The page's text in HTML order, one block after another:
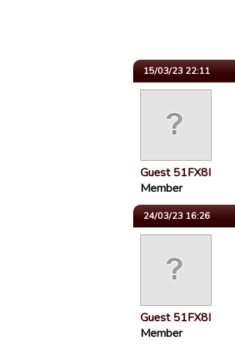
15/03/23 22:11
Guest 51FX8I
Member
24/03/23 16:26
Guest 51FX8I
Member